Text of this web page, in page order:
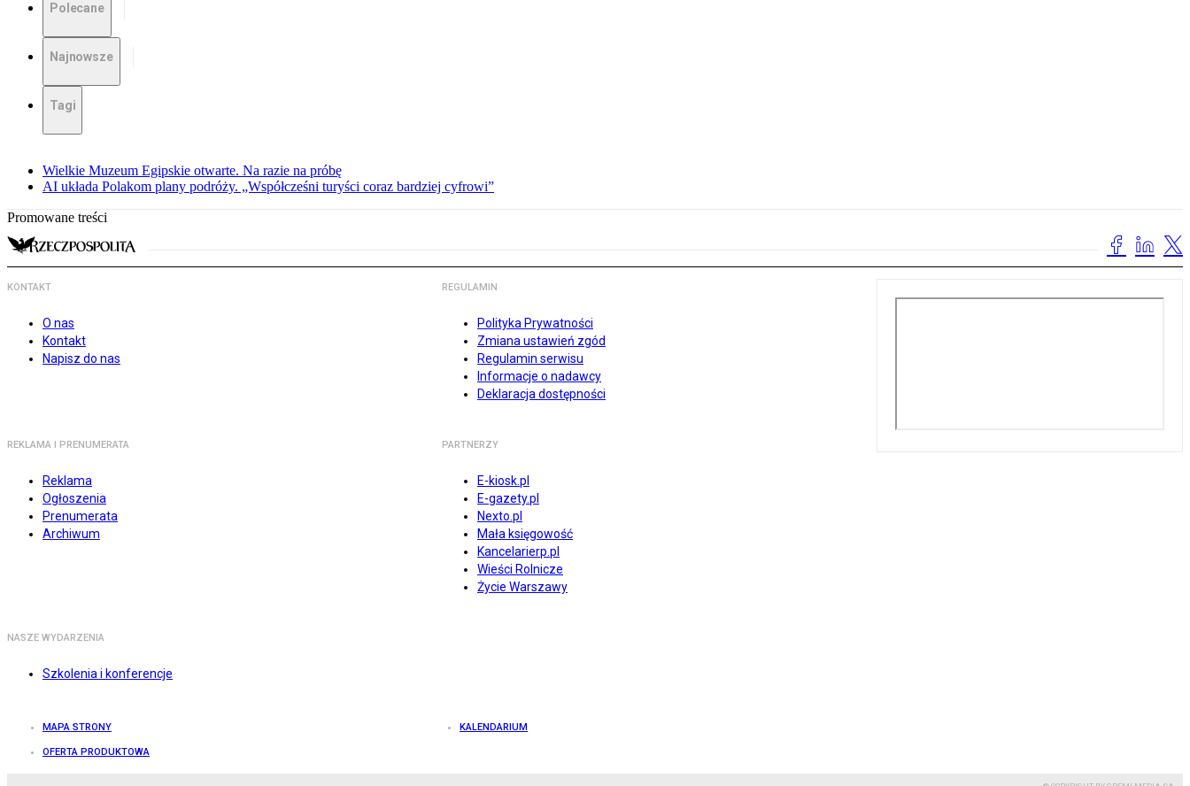
Polecane
Najnowsze
Tagi
Wielkie Muzeum Egipskie otwarte. Na razie na próbę
AI układa Polakom plany podróży. „Współcześni turyści coraz bardziej cyfrowi”
Promowane treści
KONTAKT
O nas
Kontakt
Napisz do nas
REGULAMIN
Polityka Prywatności
Zmiana ustawień zgód
Regulamin serwisu
Informacje o nadawcy
Deklaracja dostępności
REKLAMA I PRENUMERATA
Reklama
Ogłoszenia
Prenumerata
Archiwum
PARTNERZY
E-kiosk.pl
E-gazety.pl
Nexto.pl
Mała księgowość
Kancelarierp.pl
Wieści Rolnicze
Życie Warszawy
NASZE WYDARZENIA
Szkolenia i konferencje
MAPA STRONY KALENDARIUM
OFERTA PRODUKTOWA